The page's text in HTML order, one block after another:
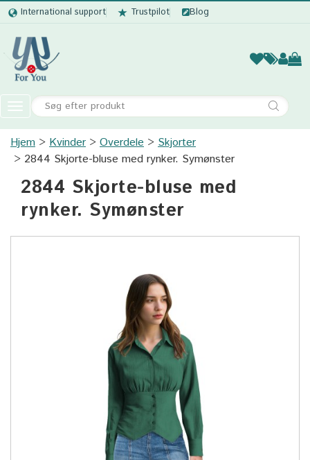
International support Trustpilot Blog
Kvinder
Toggle
navigation
Kvinder
Børn
Hjem Kvinder Overdele
Skjorter
2844 Skjorte-bluse med rynker. Symønster
2844 Skjorte-bluse med
rynker. Symønster